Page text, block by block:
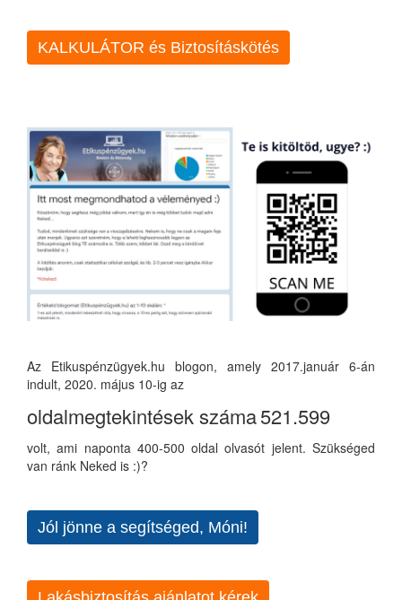
KALKULÁTOR és Biztosításkötés
Az Etikuspénzügyek.hu blogon, amely 2017.január 6-án
indult, 2020. május 10-ig az
oldalmegtekintések száma521.599
volt, ami naponta 400-500 oldal olvasót jelent. Szükséged
van ránk Neked is :)?
Jól jönne a segítséged, Móni!